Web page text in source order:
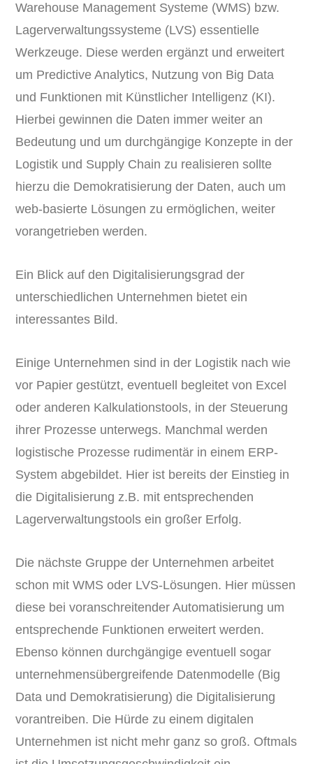
Warehouse Management Systeme (WMS) bzw.
Lagerverwaltungssysteme (LVS) essentielle
Werkzeuge. Diese werden ergänzt und erweitert
um Predictive Analytics, Nutzung von Big Data
und Funktionen mit Künstlicher Intelligenz (KI).
Hierbei gewinnen die Daten immer weiter an
Bedeutung und um durchgängige Konzepte in der
Logistik und Supply Chain zu realisieren sollte
hierzu die Demokratisierung der Daten, auch um
web-basierte Lösungen zu ermöglichen, weiter
vorangetrieben werden.
Ein Blick auf den Digitalisierungsgrad der
unterschiedlichen Unternehmen bietet ein
interessantes Bild.
Einige Unternehmen sind in der Logistik nach wie
vor Papier gestützt, eventuell begleitet von Excel
oder anderen Kalkulationstools, in der Steuerung
ihrer Prozesse unterwegs. Manchmal werden
logistische Prozesse rudimentär in einem ERP-
System abgebildet. Hier ist bereits der Einstieg in
die Digitalisierung z.B. mit entsprechenden
Lagerverwaltungstools ein großer Erfolg.
Die nächste Gruppe der Unternehmen arbeitet
schon mit WMS oder LVS-Lösungen. Hier müssen
diese bei voranschreitender Automatisierung um
entsprechende Funktionen erweitert werden.
Ebenso können durchgängige eventuell sogar
unternehmensübergreifende Datenmodelle (Big
Data und Demokratisierung) die Digitalisierung
vorantreiben. Die Hürde zu einem digitalen
Unternehmen ist nicht mehr ganz so groß. Oftmals